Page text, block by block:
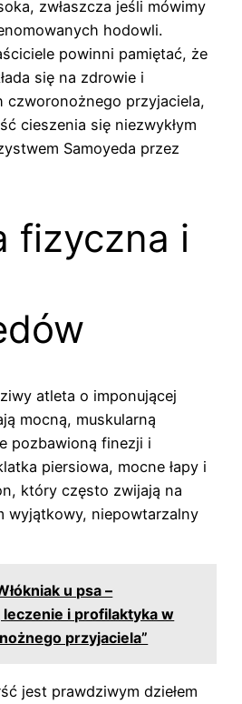
zwłaszcza jeśli mówimy
hodowli.
powinni pamiętać, że
się na zdrowie i
czworonożnego przyjaciela,
cieszenia się niezwykłym
Samoyeda przez
fizyczna i
atleta o imponującej
mocną, muskularną
pozbawioną finezji i
piersiowa, mocne łapy i
który często zwijają na
wyjątkowy, niepowtarzalny
u psa –
leczenie i profilaktyka w
przyjaciela”
jest prawdziwym dziełem